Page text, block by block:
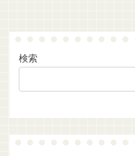
検索